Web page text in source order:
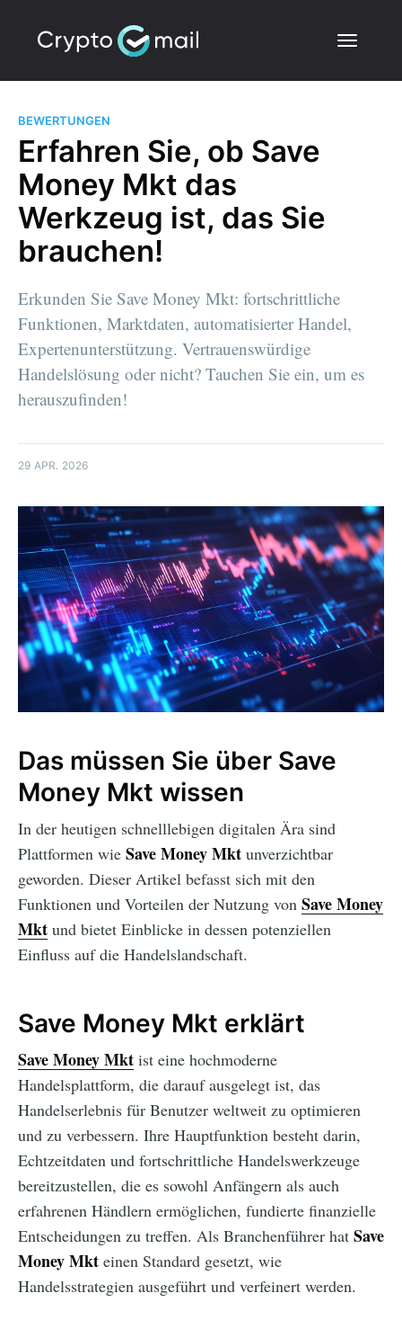
BEWERTUNGEN
Erfahren Sie, ob Save
Money Mkt das
Werkzeug ist, das Sie
brauchen!
Erkunden Sie Save Money Mkt: fortschrittliche
Funktionen, Marktdaten, automatisierter Handel,
Expertenunterstützung. Vertrauenswürdige
Handelslösung oder nicht? Tauchen Sie ein, um es
herauszufinden!
29 APR. 2026
Das müssen Sie über Save
Money Mkt wissen
In der heutigen schnelllebigen digitalen Ära sind
Plattformen wie Save Money Mkt unverzichtbar
geworden. Dieser Artikel befasst sich mit den
Funktionen und Vorteilen der Nutzung von Save Money
Mkt und bietet Einblicke in dessen potenziellen
Einfluss auf die Handelslandschaft.
Save Money Mkt erklärt
Save Money Mkt ist eine hochmoderne
Handelsplattform, die darauf ausgelegt ist, das
Handelserlebnis für Benutzer weltweit zu optimieren
und zu verbessern. Ihre Hauptfunktion besteht darin,
Echtzeitdaten und fortschrittliche Handelswerkzeuge
bereitzustellen, die es sowohl Anfängern als auch
erfahrenen Händlern ermöglichen, fundierte finanzielle
Entscheidungen zu treffen. Als Branchenführer hat Save
Money Mkt einen Standard gesetzt, wie
Handelsstrategien ausgeführt und verfeinert werden.